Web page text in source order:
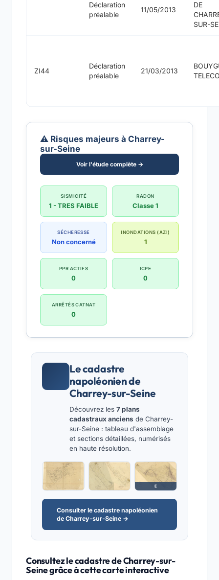
Déclaration
préalable
11/05/2013
DE
SUR-
ZI44
Déclaration
préalable
21/03/2013
⚠️ Risques majeurs à Charrey-
sur-Seine
Voir l'étude complète →
SISMICITÉ
1 - TRES FAIBLE
RADON
Classe 1
SÉCHERESSE
Non concerné
INONDATIONS (AZI)
1
PPR ACTIFS
0
ICPE
0
ARRÊTÉS CATNAT
0
Le cadastre
napoléonien de
Charrey-sur-Seine
Découvrez les 7 plans
cadastraux anciens de Charrey-
sur-Seine : tableau d'assemblage
et sections détaillées, numérisés
en haute résolution.
E
Consulter le cadastre napoléonien
de Charrey-sur-Seine →
Consultez le cadastre de Charrey-sur-
Seine grâce à cette carte interactive